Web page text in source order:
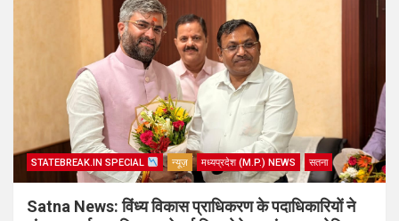
STATEBREAK.IN SPECIAL न्यूज़ मध्यप्रदेश (M.P.) NEWS सतना
Satna News: विंध्य विकास प्राधिकरण के पदाधिकारियों ने